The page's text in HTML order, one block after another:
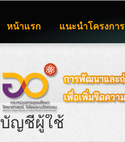
หน้าแรก แนะนำโครงการ
บัญชีผู้ใช้